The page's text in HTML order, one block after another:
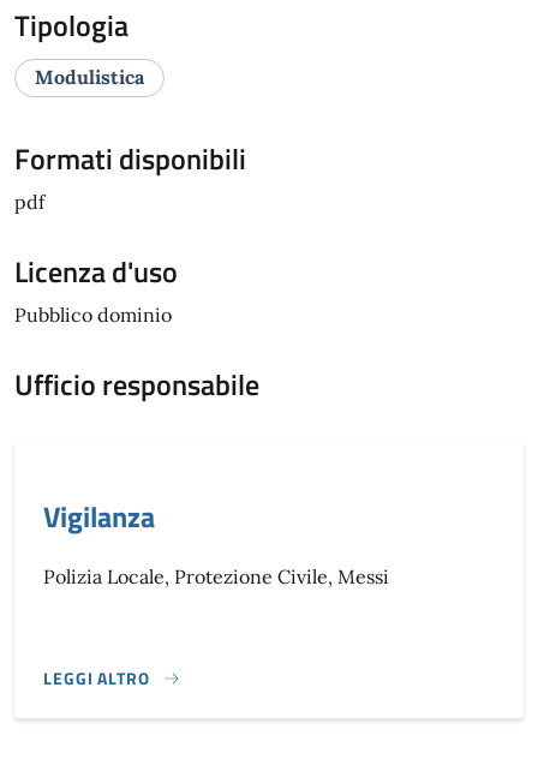
Tipologia
Modulistica
Formati disponibili
pdf
Licenza d'uso
Pubblico dominio
Ufficio responsabile
Vigilanza
Polizia Locale, Protezione Civile, Messi
LEGGI ALTRO
}